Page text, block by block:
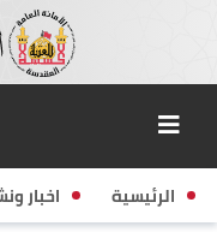
الرئيسية اخبار